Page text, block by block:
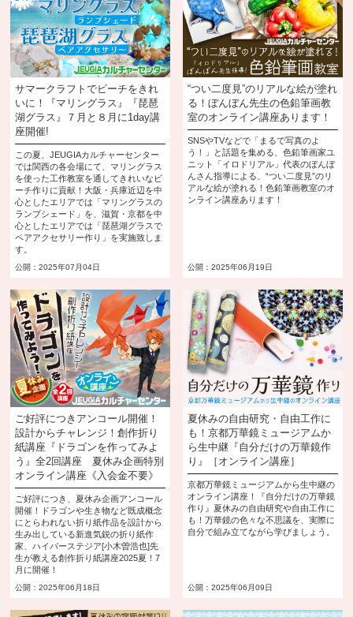
サマークラフトでビーチをきれ
いに！『マリングラス』『琵琶
湖グラス』７月と８月に1day講
座開催!
この夏、JEUGIAカルチャーセンター
では関西の各会場にて、マリングラス
を使った工作教室を通してきれいなビ
ーチ作りに貢献！大阪・兵庫近辺を中
心としたエリアでは「マリングラスの
ランプシェード」を、滋賀・京都を中
心としたエリアでは「琵琶湖グラスで
ペアアクセサリー作り」を実施致しま
す。
公開：2025年07月04日
“つい二度見”のリアルな絵が塗れ
る！ぼんぼん先生の色鉛筆画教
室のオンライン講座あります！
SNSやTVなどで「まるで写真のよ
う！」と話題を集める、色鉛筆画家ユ
ニット「イロドリアル」代表のぼんぼ
んさん指導による、“つい二度見”のリ
アルな絵が塗れる！色鉛筆画教室のオ
ンライン講座あります！
公開：2025年06月19日
ご好評につきアンコール開催！
設計からチャレンジ！創作折り
紙講座『ドラゴンを作ってみよ
う』全2回講座 夏休み企画特別
オンライン講座《入会金不要》
ご好評につき、夏休み企画アンコール
開催！ドラゴンや生き物など既成概念
にとらわれない折り紙作品を設計から
生み出している新進気鋭の折り紙作
家、ハイパーステジア[小木曽浩也]先
生が教える創作折り紙講座2025夏！7
月に開催！
公開：2025年06月18日
夏休みの自由研究・自由工作に
も！京都万華鏡ミュージアムか
ら生中継『自分だけの万華鏡作
り』［オンライン講座］
京都万華鏡ミュージアムから生中継の
オンライン講座！『自分だけの万華鏡
作り』夏休みの自由研究や自由工作に
も！万華鏡の色々な不思議を、実際に
自分で組み立てながら学びましょう。
公開：2025年06月09日